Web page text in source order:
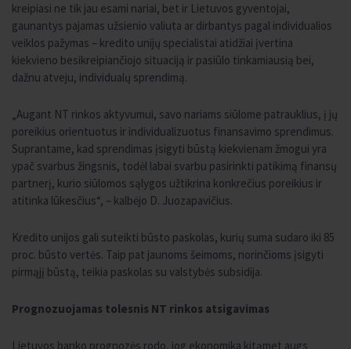
kreipiasi ne tik jau esami nariai, bet ir Lietuvos gyventojai,
gaunantys pajamas užsienio valiuta ar dirbantys pagal individualios
veiklos pažymas – kredito unijų specialistai atidžiai įvertina
kiekvieno besikreipiančiojo situaciją ir pasiūlo tinkamiausią bei,
dažnu atveju, individualų sprendimą.
„Augant NT rinkos aktyvumui, savo nariams siūlome patrauklius, į jų
poreikius orientuotus ir individualizuotus finansavimo sprendimus.
Suprantame, kad sprendimas įsigyti būstą kiekvienam žmogui yra
ypač svarbus žingsnis, todėl labai svarbu pasirinkti patikimą finansų
partnerį, kurio siūlomos sąlygos užtikrina konkrečius poreikius ir
atitinka lūkesčius“, – kalbėjo D. Juozapavičius.
Kredito unijos gali suteikti būsto paskolas, kurių suma sudaro iki 85
proc. būsto vertės. Taip pat jaunoms šeimoms, norinčioms įsigyti
pirmąjį būstą, teikia paskolas su valstybės subsidija.
Prognozuojamas tolesnis NT rinkos atsigavimas
Lietuvos banko prognozės rodo, jog ekonomika kitąmet augs